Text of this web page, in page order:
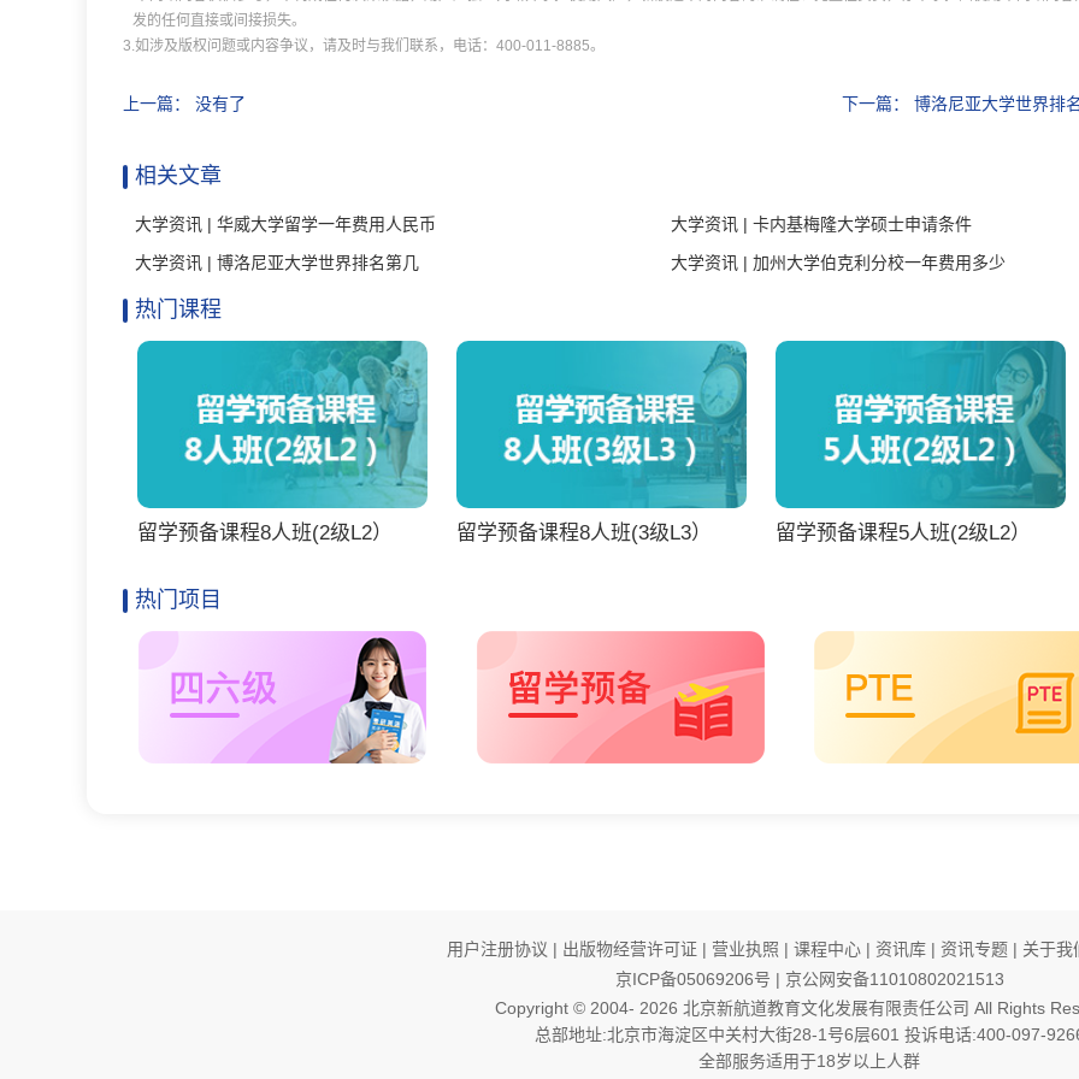
发的任何直接或间接损失。
3.如涉及版权问题或内容争议，请及时与我们联系，电话：400-011-8885。
上一篇： 没有了 下一篇： 博洛尼亚大学世界排
相关文章
大学资讯 | 华威大学留学一年费用人民币
大学资讯 | 卡内基梅隆大学硕士申请条件
大学资讯 | 博洛尼亚大学世界排名第几
大学资讯 | 加州大学伯克利分校一年费用多少
热门课程
留学预备课程8人班(2级L2） 留学预备课程8人班(3级L3） 留学预备课程5人班(2级L2）
热门项目
用户注册协议 | 出版物经营许可证 | 营业执照 | 课程中心 | 资讯库 | 资讯专题 | 关于
京ICP备05069206号 | 京公网安备11010802021513
Copyright © 2004- 2026 北京新航道教育文化发展有限责任公司 All Rights
总部地址:北京市海淀区中关村大街28-1号6层601 投诉电话:400-097-
全部服务适用于18岁以上人群